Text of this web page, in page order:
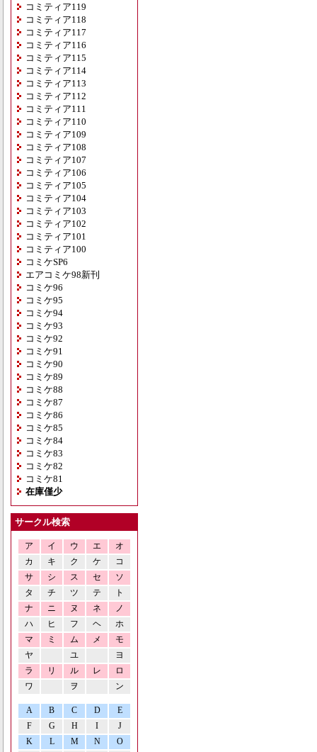
コミティア119
コミティア118
コミティア117
コミティア116
コミティア115
コミティア114
コミティア113
コミティア112
コミティア111
コミティア110
コミティア109
コミティア108
コミティア107
コミティア106
コミティア105
コミティア104
コミティア103
コミティア102
コミティア101
コミティア100
コミケSP6
エアコミケ98新刊
コミケ96
コミケ95
コミケ94
コミケ93
コミケ92
コミケ91
コミケ90
コミケ89
コミケ88
コミケ87
コミケ86
コミケ85
コミケ84
コミケ83
コミケ82
コミケ81
在庫僅少
サークル検索
ア イ ウ エ
オ
カ
キ ク ケ
コ
サ
シ ス セ
ソ
タ
チ ツ テ
ト
ナ
ニ ヌ ネ
ノ
ハ
ヒ フ ヘ
ホ
マ
ミ ム メ
モ
ヤ
ユ
ヨ
ラ
リ ル レ
ロ
ワ
ヲ ン
A B C D
E
F
G H I
J
K
L M N O